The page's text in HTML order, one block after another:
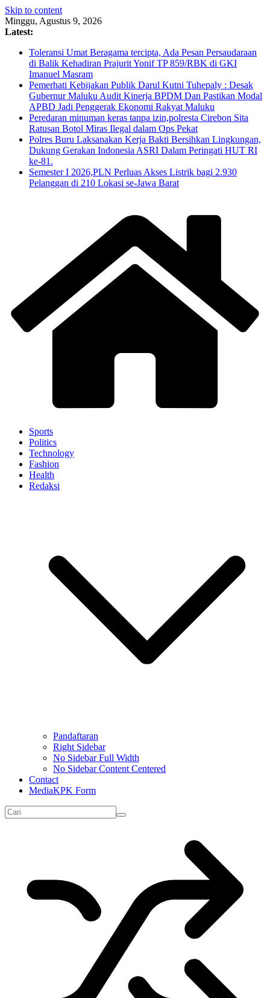
Skip to content
Minggu, Agustus 9, 2026
Latest:
Toleransi Umat Beragama tercipta, Ada Pesan Persaudaraan
di Balik Kehadiran Prajurit Yonif TP 859/RBK di GKI
Imanuel Masram
Pemerhati Kebijakan Publik Darul Kutni Tuhepaly : Desak
Gubernur Maluku Audit Kinerja BPDM Dan Pastikan Modal
APBD Jadi Penggerak Ekonomi Rakyat Maluku
Peredaran minuman keras tanpa izin,polresta Cirebon Sita
Ratusan Botol Miras Ilegal dalam Ops Pekat
Polres Buru Laksanakan Kerja Bakti Bersihkan Lingkungan,
Dukung Gerakan Indonesia ASRI Dalam Peringati HUT RI
ke-81.
Semester I 2026,PLN Perluas Akses Listrik bagi 2.930
Pelanggan di 210 Lokasi se-Jawa Barat
Sports
Politics
Technology
Fashion
Health
Redaksi
Pandaftaran
Right Sidebar
No Sidebar Full Width
No Sidebar Content Centered
Contact
MediaKPK Form